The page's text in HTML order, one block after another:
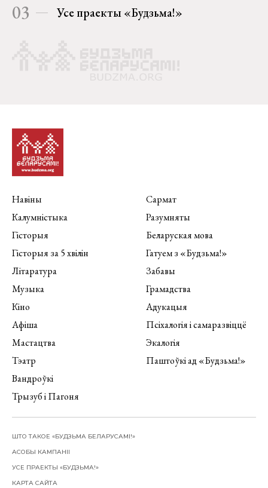
03 Усе праекты «Будзьма!»
Навіны
Калумністыка
Гісторыя
Гісторыя за 5 хвілін
Літаратура
Музыка
Кіно
Афіша
Мастацтва
Тэатр
Вандроўкі
Трызуб і Пагоня
Сармат
Разумняты
Беларуская мова
Гатуем з «Будзьма!»
Забавы
Грамадства
Адукацыя
Псіхалогія і самаразвіццё
Экалогія
Паштоўкі ад «Будзьма!»
ШТО ТАКОЕ «БУДЗЬМА БЕЛАРУСАМІ!»
АСОБЫ КАМПАНІІ
УСЕ ПРАЕКТЫ «БУДЗЬМА!»
КАРТА САЙТА